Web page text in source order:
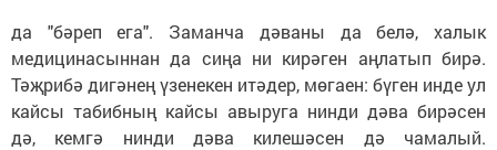
да "бәреп ега". Заманча дәваны да белә, халык
медицинасыннан да сиңа ни кирәген аңлатып бирә.
Тәҗрибә дигәнең үзенекен итәдер, мөгаен: бүген инде ул
кайсы табибның кайсы авыруга нинди дәва бирәсен
дә, кемгә нинди дәва килешәсен дә чамалый.